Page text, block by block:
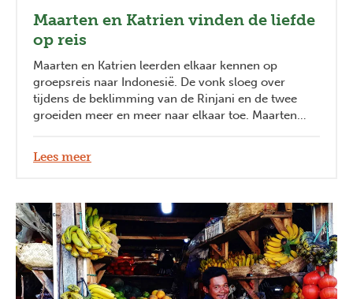
Maarten en Katrien vinden de liefde
op reis
Maarten en Katrien leerden elkaar kennen op
groepsreis naar Indonesië. De vonk sloeg over
tijdens de beklimming van de Rinjani en de twee
groeiden meer en meer naar elkaar toe. Maarten
Lees meer